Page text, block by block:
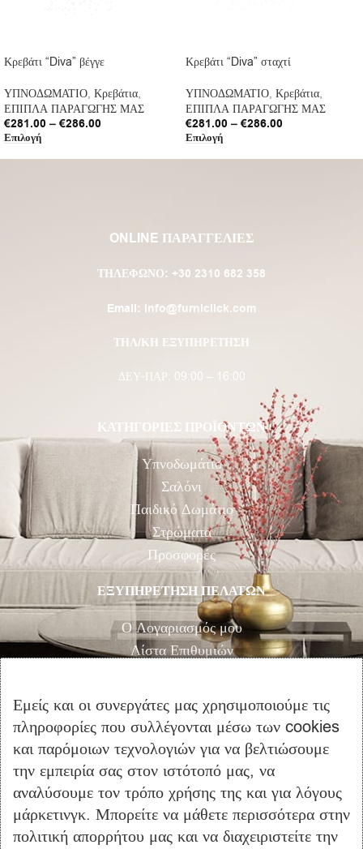
Κρεβάτι “Diva” βέγγε
ΥΠΝΟΔΩΜΑΤΙΟ, Κρεβάτια,
ΕΠΙΠΛΑ ΠΑΡΑΓΩΓΗΣ ΜΑΣ
€281.00 – €286.00
Επιλογή
Κρεβάτι “Diva” σταχτί
ΥΠΝΟΔΩΜΑΤΙΟ, Κρεβάτια,
ΕΠΙΠΛΑ ΠΑΡΑΓΩΓΗΣ ΜΑΣ
€281.00 – €286.00
Επιλογή
ONLINE ΠΑΡΑΓΓΕΛΙΕΣ
ΤΗΛΈΦΩΝΟ: +30 2310 682 358
Email: info@furniclick.com
ΤΗΛ/ΚΗ ΕΞΥΠΗΡΕΤΗΣΗ
ΔΕΥ-ΠΑΡ: 09:00 – 16:00
ΚΑΤΗΓΟΡΙΕΣ ΠΡΟΪΟΝΤΩΝ
Υπνοδωμάτιο
Σαλόνι
Παιδικό Δωμάτιο
Στρώματα
Προσφορές
ΕΞΥΠΗΡΕΤΗΣΗ ΠΕΛΑΤΩΝ
Ο Λογαριασμός μου
Λίστα Επιθυμιών
Καλάθι Αγορών
Επικοινωνία
ΠΛΗΡΟΦΟΡΙΕΣ
Όροι Χρήσης
Τρόποι Πληρωμής – Αποστολής
Προσωπικά Δεδομένα
Εμείς και οι συνεργάτες μας χρησιμοποιούμε τις
πληροφορίες που συλλέγονται μέσω των cookies
και παρόμοιων τεχνολογιών για να βελτιώσουμε
την εμπειρία σας στον ιστότοπό μας, να
αναλύσουμε τον τρόπο χρήσης της και για λόγους
μάρκετινγκ. Μπορείτε να μάθετε περισσότερα στην
πολιτική απορρήτου μας και να διαχειριστείτε την